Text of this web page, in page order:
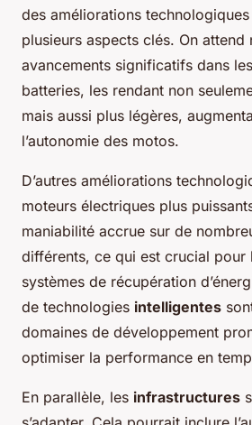
des améliorations
plusieurs aspects clés. On attend
avancements significatifs dans les
batteries, les rendant non
mais aussi plus légères,
l’autonomie des motos.
D’autres améliorations
moteurs électriques plus
maniabilité accrue sur de
différents, ce qui est crucial pour
systèmes de récupération
de technologies intelligentes
domaines de développement
optimiser la performance en
En parallèle, les infrastructures